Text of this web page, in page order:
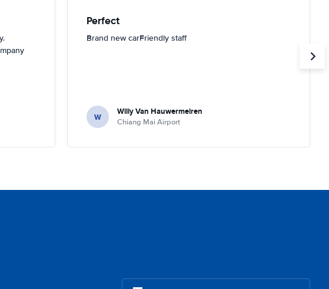
Perfect
Brand new carFriendly staff
W Willy Van Hauwermeiren
Chiang Mai Airport